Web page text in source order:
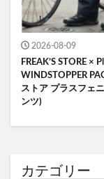
2026-08-09
FREAK’S STORE ×
WINDSTOPPER
ストア プラスフェ
ンツ)
カテゴリー